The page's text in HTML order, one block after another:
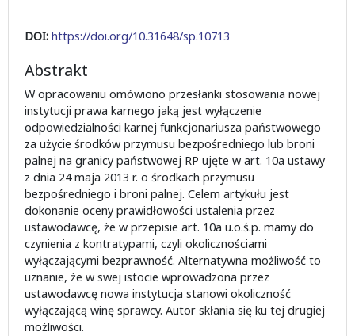
DOI: https://doi.org/10.31648/sp.10713
Abstrakt
W opracowaniu omówiono przesłanki stosowania nowej
instytucji prawa karnego jaką jest wyłączenie
odpowiedzialności karnej funkcjonariusza państwowego
za użycie środków przymusu bezpośredniego lub broni
palnej na granicy państwowej RP ujęte w art. 10a ustawy
z dnia 24 maja 2013 r. o środkach przymusu
bezpośredniego i broni palnej. Celem artykułu jest
dokonanie oceny prawidłowości ustalenia przez
ustawodawcę, że w przepisie art. 10a u.o.ś.p. mamy do
czynienia z kontratypami, czyli okolicznościami
wyłączającymi bezprawność. Alternatywna możliwość to
uznanie, że w swej istocie wprowadzona przez
ustawodawcę nowa instytucja stanowi okoliczność
wyłączającą winę sprawcy. Autor skłania się ku tej drugiej
możliwości.